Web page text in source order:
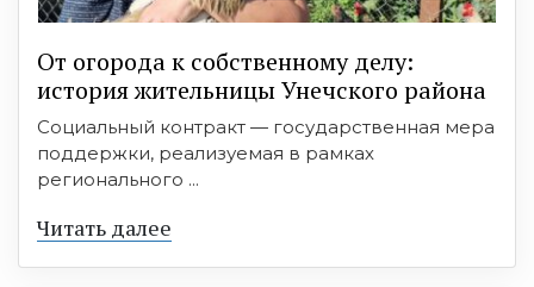
От огорода к собственному делу:
история жительницы Унечского района
Социальный контракт — государственная мера
поддержки, реализуемая в рамках
регионального ...
Читать далее